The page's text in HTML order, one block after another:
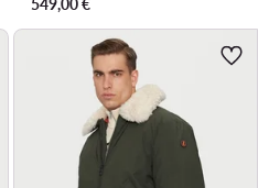
549,00€